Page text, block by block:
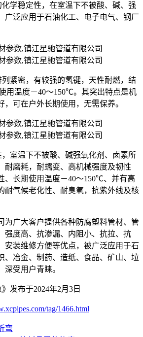
学稳定性，在室温下不被酸、碱、强
广泛应用于石油化工、电子电气、钢厂
列紧密，有较强的氢键，天性耐燃，结
用温度－40～150℃。其突出特点是机
，可在户外长期使用，无需保养。
，室温下不被酸、碱强氧化剂、卤素所
耐磨耗，耐蠕变、高机械强度及韧性
、长期使用温度－40～150℃、并有高
耐气候老化性、耐臭氧，抗紫外线及核
为广大客户提供各种防腐塑料管材、管
强度高、抗渗漏、内阻小、抗拉、抗
安装维修方便等优点，被广泛应用于石
、冶金、制药、造纸、食品、矿山、垃
受用户青睐。
发布于2024年2月3日
tag/1466.html
弯